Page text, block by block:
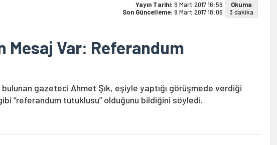
Yayın Tarihi: 9 Mart 2017 16:56
Son Güncelleme: 9 Mart 2017 18:06
Okuma
3 dakika
Mesaj Var: Referandum
gazeteci Ahmet Şık, eşiyle yaptığı görüşmede verdiği
“referandum tutuklusu” olduğunu bildiğini söyledi.